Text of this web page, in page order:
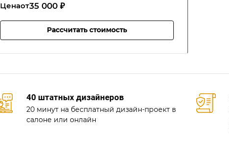
Ценаот35 000 ₽
Рассчитать стоимость
40 штатных дизайнеров
20 минут на бесплатный дизайн-проект в
салоне или онлайн